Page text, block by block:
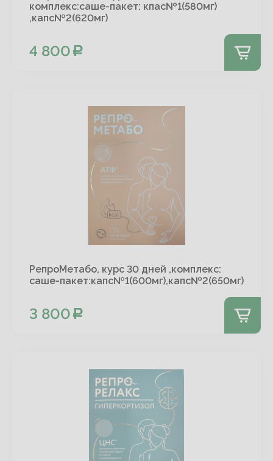
комплекс:саше-пакет: кпас№1(580мг)
,капс№2(620мг)
4 800
РепроМетабо, курс 30 дней ,комплекс:
саше-пакет:капс№1(600мг),капс№2(650мг)
3 800